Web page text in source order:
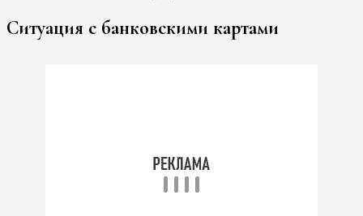
Ситуация с банковскими картами